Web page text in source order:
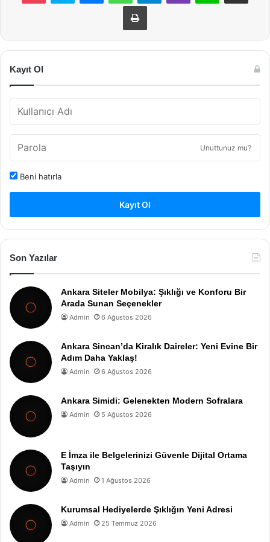
Yazdır
Kayıt Ol
Unuttunuz mu?
Beni hatırla
Kayıt Ol
Son Yazılar
Ankara Siteler Mobilya: Şıklığı ve Konforu Bir
Arada Sunan Seçenekler
Admin 6 Ağustos 2026
Ankara Sincan’da Kiralık Daireler: Yeni Evine Bir
Adım Daha Yaklaş!
Admin 6 Ağustos 2026
Ankara Simidi: Gelenekten Modern Sofralara
Admin 5 Ağustos 2026
E İmza ile Belgelerinizi Güvenle Dijital Ortama
Taşıyın
Admin 1 Ağustos 2026
Kurumsal Hediyelerde Şıklığın Yeni Adresi
Admin 25 Temmuz 2026